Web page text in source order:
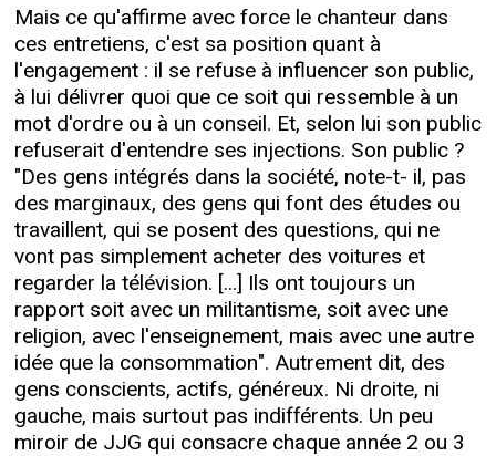
Mais ce qu'affirme avec force le chanteur dans
ces entretiens, c'est sa position quant à
l'engagement : il se refuse à influencer son public,
à lui délivrer quoi que ce soit qui ressemble à un
mot d'ordre ou à un conseil. Et, selon lui son public
refuserait d'entendre ses injections. Son public ?
"Des gens intégrés dans la société, note-t- il, pas
des marginaux, des gens qui font des études ou
travaillent, qui se posent des questions, qui ne
vont pas simplement acheter des voitures et
regarder la télévision. [...] Ils ont toujours un
rapport soit avec un militantisme, soit avec une
religion, avec l'enseignement, mais avec une autre
idée que la consommation". Autrement dit, des
gens conscients, actifs, généreux. Ni droite, ni
gauche, mais surtout pas indifférents. Un peu
miroir de JJG qui consacre chaque année 2 ou 3